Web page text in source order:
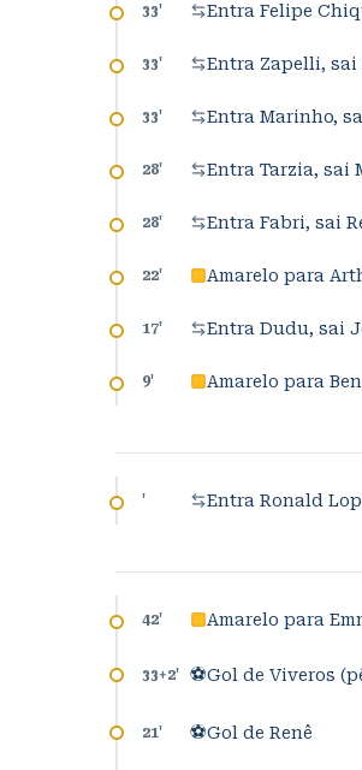
33' Entra Felipe
33' Entra Zapelli, sai
33' Entra Marinho,
28' Entra Tarzia, sai
28' Entra Fabri, sai
22' Amarelo para
17' Entra Dudu, sai
9' Amarelo para
' Entra Ronald
42' Amarelo para
33+2' ⚽Gol de Viveros
21' ⚽Gol de Renê